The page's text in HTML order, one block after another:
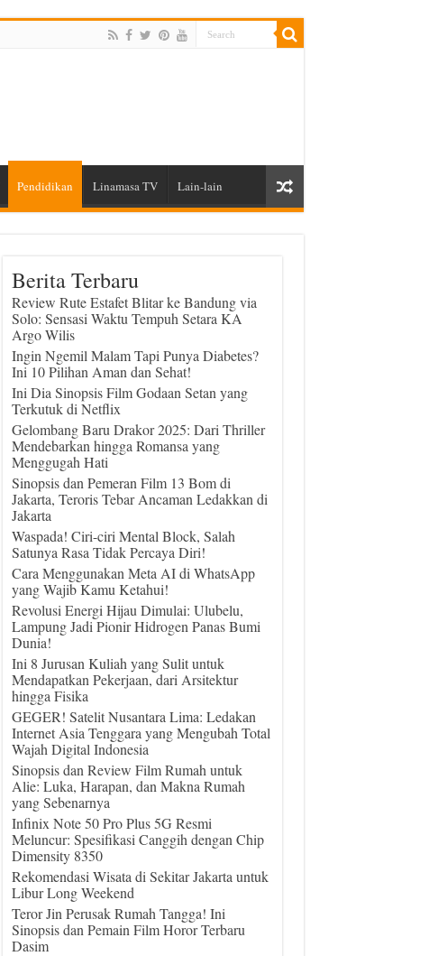
Pendidikan Linamasa TV Lain-lain
Berita Terbaru
Review Rute Estafet Blitar ke Bandung via
Solo: Sensasi Waktu Tempuh Setara KA
Argo Wilis
Ingin Ngemil Malam Tapi Punya Diabetes?
Ini 10 Pilihan Aman dan Sehat!
Ini Dia Sinopsis Film Godaan Setan yang
Terkutuk di Netflix
Gelombang Baru Drakor 2025: Dari Thriller
Mendebarkan hingga Romansa yang
Menggugah Hati
Sinopsis dan Pemeran Film 13 Bom di
Jakarta, Teroris Tebar Ancaman Ledakkan di
Jakarta
Waspada! Ciri-ciri Mental Block, Salah
Satunya Rasa Tidak Percaya Diri!
Cara Menggunakan Meta AI di WhatsApp
yang Wajib Kamu Ketahui!
Revolusi Energi Hijau Dimulai: Ulubelu,
Lampung Jadi Pionir Hidrogen Panas Bumi
Dunia!
Ini 8 Jurusan Kuliah yang Sulit untuk
Mendapatkan Pekerjaan, dari Arsitektur
hingga Fisika
GEGER! Satelit Nusantara Lima: Ledakan
Internet Asia Tenggara yang Mengubah Total
Wajah Digital Indonesia
Sinopsis dan Review Film Rumah untuk
Alie: Luka, Harapan, dan Makna Rumah
yang Sebenarnya
Infinix Note 50 Pro Plus 5G Resmi
Meluncur: Spesifikasi Canggih dengan Chip
Dimensity 8350
Rekomendasi Wisata di Sekitar Jakarta untuk
Libur Long Weekend
Teror Jin Perusak Rumah Tangga! Ini
Sinopsis dan Pemain Film Horor Terbaru
Dasim